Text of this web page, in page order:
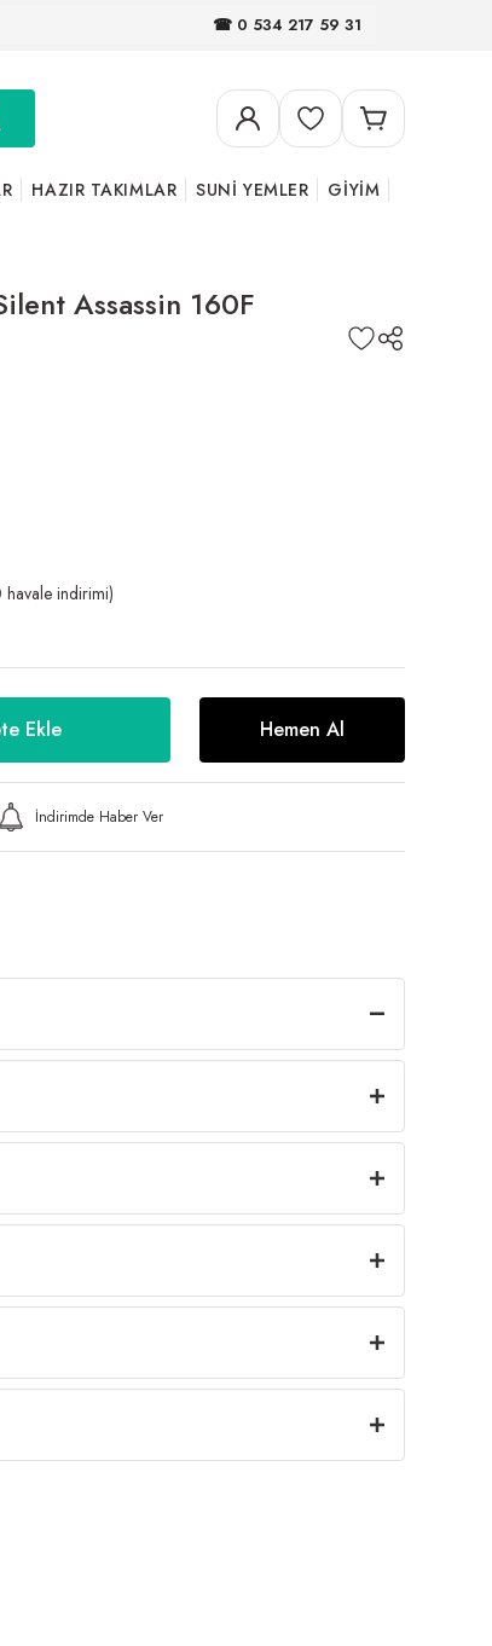
☎ 0 534 217 59 31
HAZIR TAKIMLAR SUNİ YEMLER GİYİM
Assassin 160F
indirimi)
Ekle Hemen Al
İndirimde Haber Ver